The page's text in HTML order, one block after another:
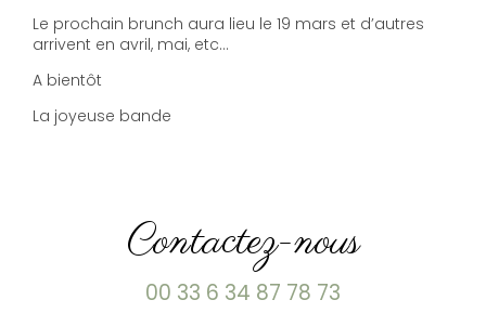
Le prochain brunch aura lieu le 19 mars et d’autres
arrivent en avril, mai, etc…
A bientôt
La joyeuse bande
Contactez-nous
00 33 6 34 87 78 73